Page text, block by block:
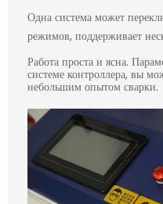
Одна система может
режимов, поддерживает
Работа проста и ясна.
системе контроллера, вы
небольшим опытом сварки.